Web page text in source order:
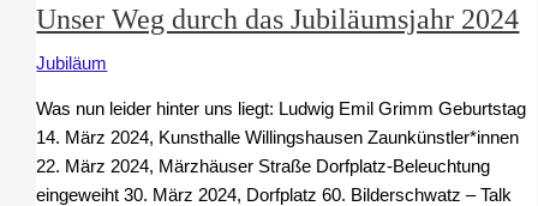
Unser Weg durch das Jubiläumsjahr 2024
Jubiläum
Was nun leider hinter uns liegt: Ludwig Emil Grimm Geburtstag
14. März 2024, Kunsthalle Willingshausen Zaunkünstler*innen
22. März 2024, Märzhäuser Straße Dorfplatz-Beleuchtung
eingeweiht 30. März 2024, Dorfplatz 60. Bilderschwatz – Talk